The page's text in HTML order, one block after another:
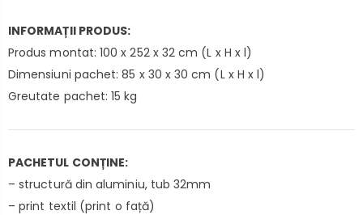
INFORMAȚII PRODUS:
Produs montat: 100 x 252 x 32 cm (L x H x l)
Dimensiuni pachet: 85 x 30 x 30 cm (L x H x l)
Greutate pachet: 15 kg
PACHETUL CONȚINE:
– structură din aluminiu, tub 32mm
– print textil (print o față)